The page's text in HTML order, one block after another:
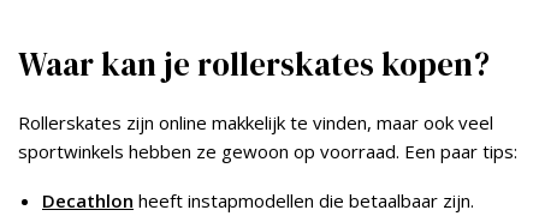
Waar kan je rollerskates kopen?
Rollerskates zijn online makkelijk te vinden, maar ook veel
sportwinkels hebben ze gewoon op voorraad. Een paar tips:
Decathlon heeft instapmodellen die betaalbaar zijn.